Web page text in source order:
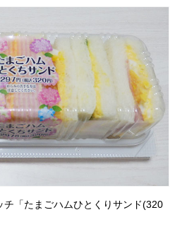
「たまごハムひとくりサンド(320